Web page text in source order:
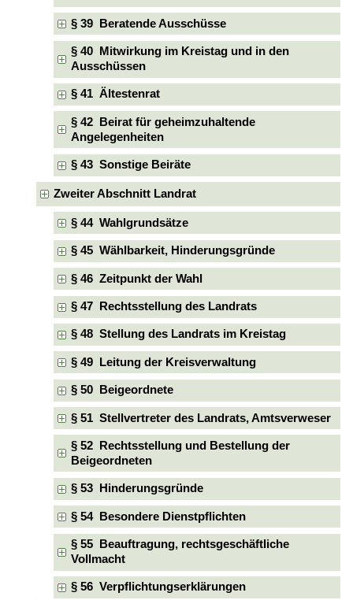
§ 39 Beratende Ausschüsse
§ 40 Mitwirkung im Kreistag und in den
Ausschüssen
§ 41 Ältestenrat
§ 42 Beirat für geheimzuhaltende
Angelegenheiten
§ 43 Sonstige Beiräte
Zweiter Abschnitt Landrat
§ 44 Wahlgrundsätze
§ 45 Wählbarkeit, Hinderungsgründe
§ 46 Zeitpunkt der Wahl
§ 47 Rechtsstellung des Landrats
§ 48 Stellung des Landrats im Kreistag
§ 49 Leitung der Kreisverwaltung
§ 50 Beigeordnete
§ 51 Stellvertreter des Landrats, Amtsverweser
§ 52 Rechtsstellung und Bestellung der
Beigeordneten
§ 53 Hinderungsgründe
§ 54 Besondere Dienstpflichten
§ 55 Beauftragung, rechtsgeschäftliche
Vollmacht
§ 56 Verpflichtungserklärungen